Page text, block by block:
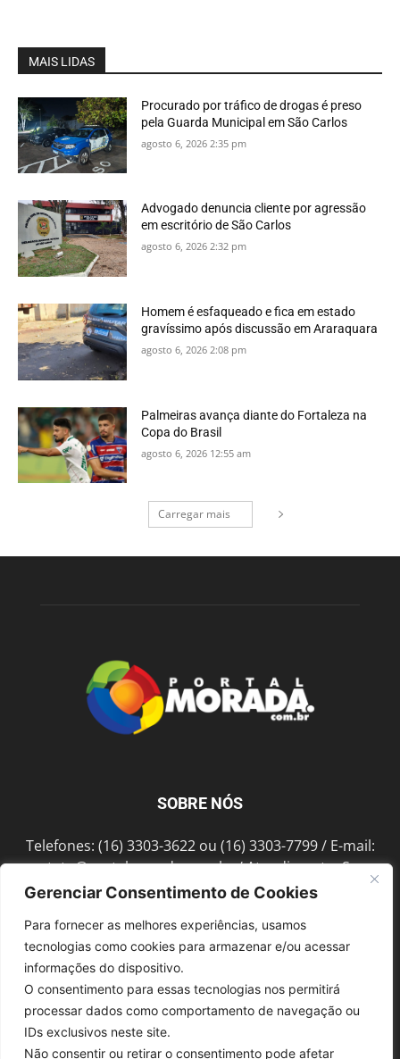
Gerenciar Consentimento de Cookies
Para fornecer as melhores experiências, usamos
tecnologias como cookies para armazenar e/ou acessar
informações do dispositivo.
O consentimento para essas tecnologias nos permitirá
processar dados como comportamento de navegação ou
IDs exclusivos neste site.
Não consentir ou retirar o consentimento pode afetar
MAIS LIDAS
Procurado por tráfico de drogas é preso
pela Guarda Municipal em São Carlos
agosto 6, 2026 2:35 pm
Advogado denuncia cliente por agressão
em escritório de São Carlos
agosto 6, 2026 2:32 pm
Homem é esfaqueado e fica em estado
gravíssimo após discussão em Araraquara
agosto 6, 2026 2:08 pm
Palmeiras avança diante do Fortaleza na
Copa do Brasil
agosto 6, 2026 12:55 am
Carregar mais
SOBRE NÓS
Telefones: (16) 3303-3622 ou (16) 3303-7799 / E-mail:
contato@portalmorada.com.br/ Atendimento: Seg a
Sex das 8h às 18h / Endereço: Av. Bento de Abreu, 889
SIGA-NOS